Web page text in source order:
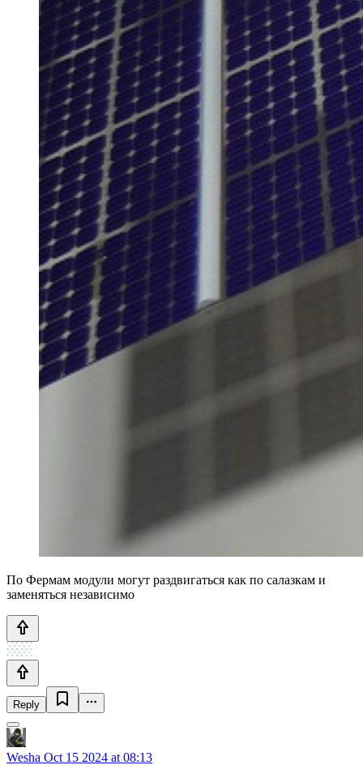
По Фермам модули могут раздвигаться как по салазкам и
заменяться независимо
Reply
Wesha Oct 15 2024 at 08:13